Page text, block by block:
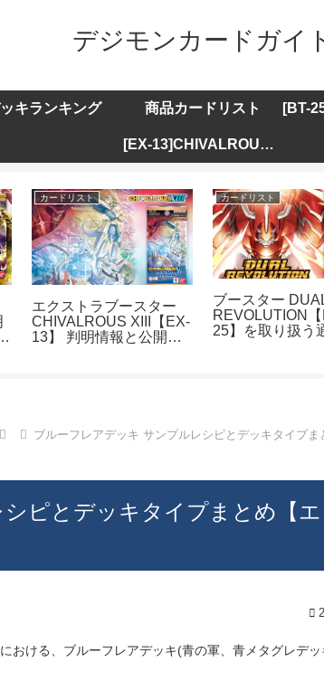
デジモンカードガイ
キランキング 商品カードリスト
[EX-13]CHIVALROUS XIII
カードリスト
エクストラブースター
CHIVALROUS XIII【EX-
13】 判明情報と公開カ
カードリスト
ブースター
REVOLUTION
25】を取り扱う
ブルーフレアデッキ サンプルレシピとデッキタイプま
ピとデッキタイプまとめ【エ
おける、ブルーフレアデッキ(青の軍、青メタグレデ